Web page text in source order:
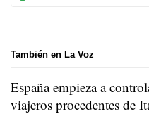
También en La Voz
España empieza a
viajeros procedentes de